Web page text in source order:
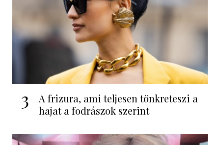
3
A frizura, ami teljesen tönkreteszi a
hajat a fodrászok szerint